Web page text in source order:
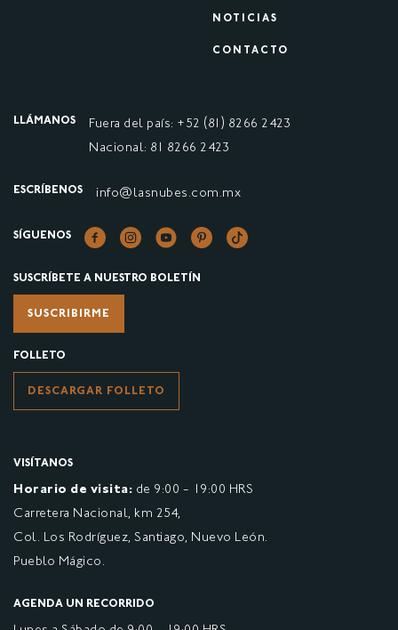
NOTICIAS
CONTACTO
LLÁMANOS Fuera del país: +52 (81) 8266 2423
Nacional: 81 8266 2423
ESCRÍBENOS info@lasnubes.com.mx
SÍGUENOS
SUSCRÍBETE A NUESTRO BOLETÍN
SUSCRIBIRME
FOLLETO
DESCARGAR FOLLETO
VISÍTANOS
Horario de visita: de 9:00 - 19:00 HRS
Carretera Nacional, km 254,
Col. Los Rodríguez, Santiago, Nuevo León.
Pueblo Mágico.
AGENDA UN RECORRIDO